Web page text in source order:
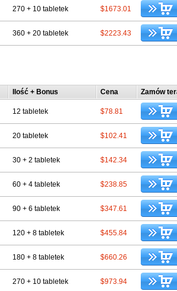
270 + 10 tabletek $1673.01
360 + 20 tabletek $2223.43
Ilość + Bonus Cena Zamów
12 tabletek $78.81
20 tabletek $102.41
30 + 2 tabletek $142.34
60 + 4 tabletek $238.85
90 + 6 tabletek $347.61
120 + 8 tabletek $455.84
180 + 8 tabletek $660.26
270 + 10 tabletek $973.94